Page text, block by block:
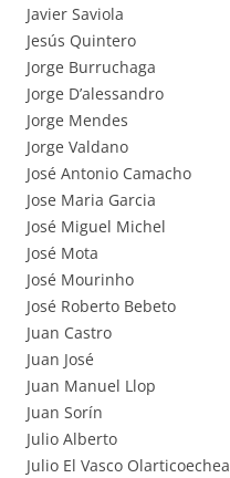
Javier Saviola
Jesús Quintero
Jorge Burruchaga
Jorge D’alessandro
Jorge Mendes
Jorge Valdano
José Antonio Camacho
Jose Maria Garcia
José Miguel Michel
José Mota
José Mourinho
José Roberto Bebeto
Juan Castro
Juan José
Juan Manuel Llop
Juan Sorín
Julio Alberto
Julio El Vasco Olarticoechea